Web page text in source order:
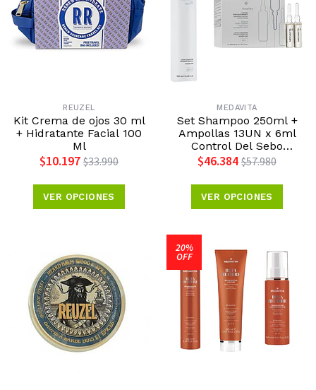
REUZEL
Kit Crema de ojos 30 ml
+ Hidratante Facial 100
Ml
$10.197 $33.990
VER OPCIONES
MEDAVITA
Set Shampoo 250ml +
Ampollas 13UN x 6ml
Control Del Sebo
Medavita
$46.384 $57.980
VER OPCIONES
20%
OFF